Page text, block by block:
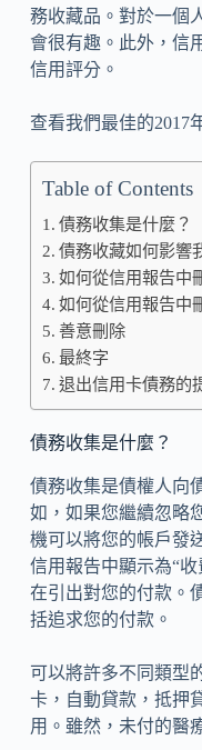
務收藏品。對於一個
會很有趣。此外，信
信用評分。
查看我們最佳的2017
Table of Contents
債務收集是什麼？
債務收藏如何影響
如何從信用報告中
如何從信用報告中
善意刪除
最終字
退出信用卡債務的
債務收集是什麼？
債務收集是債權人向
如，如果您繼續忽略
機可以將您的帳戶發
信用報告中顯示為“
在引出對您的付款。
括追求您的付款。
可以將許多不同類型
卡，自動貸款，抵押
用。雖然，未付的醫